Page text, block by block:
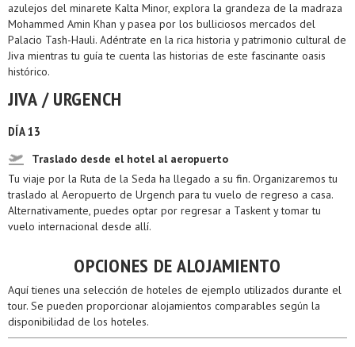
azulejos del minarete Kalta Minor, explora la grandeza de la madraza
Mohammed Amin Khan y pasea por los bulliciosos mercados del
Palacio Tash-Hauli. Adéntrate en la rica historia y patrimonio cultural de
Jiva mientras tu guía te cuenta las historias de este fascinante oasis
histórico.
JIVA / URGENCH
DÍA 13
Traslado desde el hotel al aeropuerto
Tu viaje por la Ruta de la Seda ha llegado a su fin. Organizaremos tu
traslado al Aeropuerto de Urgench para tu vuelo de regreso a casa.
Alternativamente, puedes optar por regresar a Taskent y tomar tu
vuelo internacional desde allí.
OPCIONES DE ALOJAMIENTO
Aquí tienes una selección de hoteles de ejemplo utilizados durante el
tour. Se pueden proporcionar alojamientos comparables según la
disponibilidad de los hoteles.